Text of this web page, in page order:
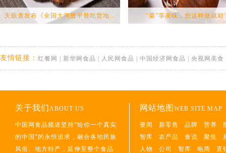
天眼查发布《全国大闸蟹平替吃货地... “栗”享美味，您这样做就对
友情链接： 红餐网 新华网食品 人民网食品 中国经济网食品 央视网美食
关于我们ABOUT US
中国网食品频道坚持“给你一个真实
的中国”的永恒追求，融合各地民族
风俗、地方特产，延伸至整个食品
网站地图 WEB SITE MAP
要闻 新零售 品牌 营养
智库
农产品 食说 聚焦
人物
公司 智库 电商
直